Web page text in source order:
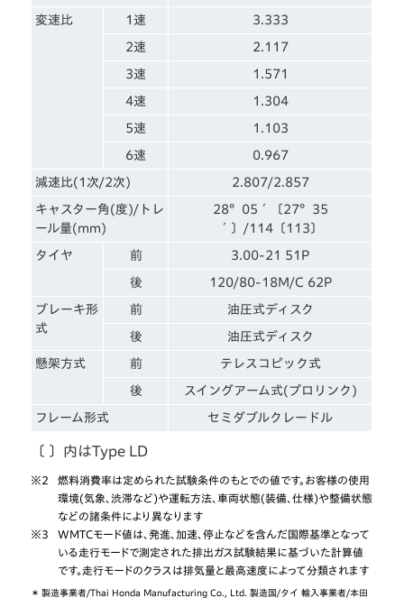
変速比 1速 3.333
2速 2.117
3速 1.571
4速 1.304
5速 1.103
6速 0.967
減速比(1次/2次) 2.807/2.857
キャスター角(度)/トレ
ール量(mm)
28°05´〔27°35
´〕/114〔113〕
タイヤ 前 3.00-21 51P
後 120/80-18M/C 62P
ブレーキ形
式
前 油圧式ディスク
後 油圧式ディスク
懸架方式 前 テレスコピック式
後 スイングアーム式(プロリンク)
フレーム形式 セミダブルクレードル
〔 〕内はType LD
※2
燃料消費率は定められた試験条件のもとでの値です。お客様の使用
環境(気象、渋滞など)や運転方法、車両状態(装備、仕様)や整備状態
などの諸条件により異なります
※3
WMTCモード値は、発進、加速、停止などを含んだ国際基準となって
いる走行モードで測定された排出ガス試験結果に基づいた計算値
です。走行モードのクラスは排気量と最高速度によって分類されます
＊ 製造事業者/Thai Honda Manufacturing Co., Ltd. 製造国/タイ 輸入事業者/本田